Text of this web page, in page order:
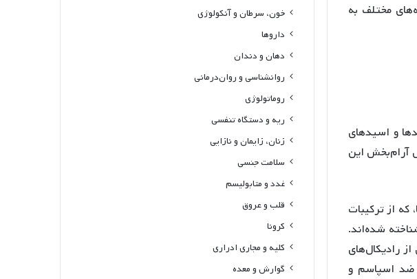
مختلف به
و اسیدهای
آرام‌بخش این
که از ترکیبات
شده‌اند.
رادیکال‌های
ضد اسپاسم و
خون، سرطان و آنکولوژی
داروها
دهان و دندان
روانشناسی و روان‌درمانی
روماتولوژی
ریه و دستگاه تنفسی
زنان، زایمان و نازایی
سلامت جنسی
غدد و متابولیسم
قلب و عروق
کرونا
کلیه و مجاری ادراری
گوارش و معده